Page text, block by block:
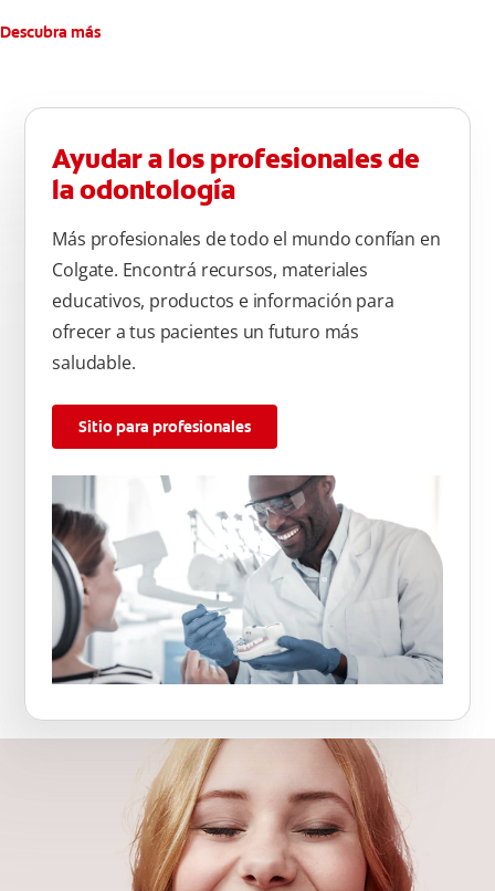
Descubra más
Ayudar a los profesionales de
la odontología
Más profesionales de todo el mundo confían en
Colgate. Encontrá recursos, materiales
educativos, productos e información para
ofrecer a tus pacientes un futuro más
saludable.
Sitio para profesionales